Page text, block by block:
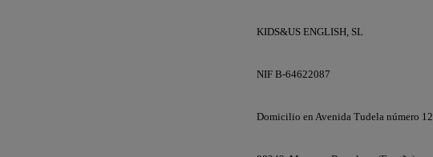
KIDS&US ENGLISH, SL
NIF B-64622087
Domicilio en Avenida Tudela número 12